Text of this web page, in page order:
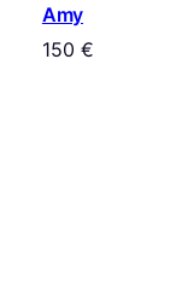
Amy
150 €